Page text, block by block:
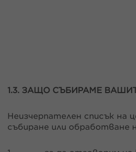
1.3. ЗАЩО СЪБИРАМЕ
Неизчерпателен списък на
събиране или обработване